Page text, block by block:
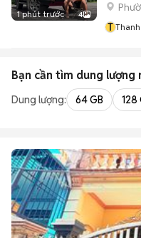
1 phút trước 4
T
Bạn cần tìm dung lượng
Dung lượng: 64 GB 128